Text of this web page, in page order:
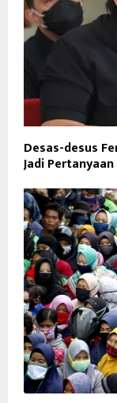
Desas-desus
Jadi